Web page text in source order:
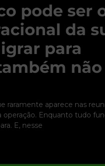
pode ser
da
para
não
raramente aparece nas
Enquanto tudo
E, nesse